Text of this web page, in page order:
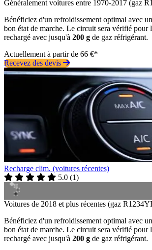
Généralement voitures entre 1970-2017 (gaz
Bénéficiez d'un refroidissement optimal avec
bon état de marche. Le circuit sera vérifié pour
rechargé avec jusqu'à 200 g de gaz réfrigérant.
Actuellement à partir de 66 €*
Recevez des devis
Recharge clim. (voitures récentes)
5.0 (1)
Voitures de 2018 et plus récentes (gaz
Bénéficiez d'un refroidissement optimal avec
bon état de marche. Le circuit sera vérifié pour
rechargé avec jusqu'à 200 g de gaz réfrigérant.